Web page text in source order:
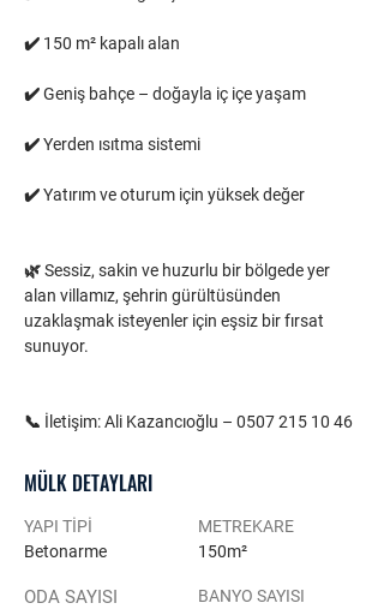
✔️ 150 m² kapalı alan
✔️ Geniş bahçe – doğayla iç içe yaşam
✔️ Yerden ısıtma sistemi
✔️ Yatırım ve oturum için yüksek değer
🌿 Sessiz, sakin ve huzurlu bir bölgede yer
alan villamız, şehrin gürültüsünden
uzaklaşmak isteyenler için eşsiz bir fırsat
sunuyor.
📞 İletişim: Ali Kazancıoğlu – 0507 215 10 46
MÜLK DETAYLARI
YAPI TİPİ
Betonarme
ODA SAYISI
METREKARE
150m²
BANYO SAYISI